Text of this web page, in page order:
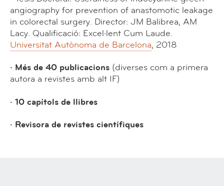
angiography for prevention of anastomotic leakage
in colorectal surgery. Director: JM Balibrea, AM
Lacy. Qualificació: Excel·lent Cum Laude.
Universitat Autònoma de Barcelona, 2018
· Més de 40 publicacions (diverses com a primera
autora a revistes amb alt IF)
· 10 capítols de llibres
· Revisora de revistes científiques